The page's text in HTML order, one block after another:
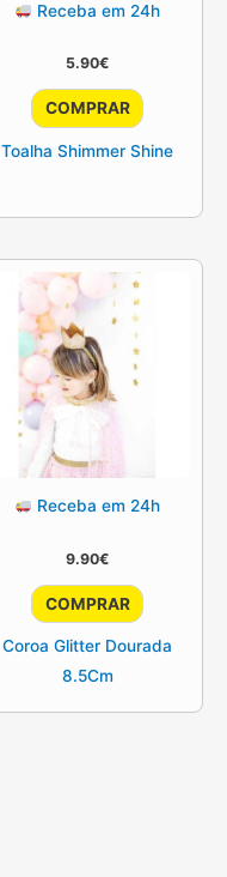
Receba em 24h
5.90€
COMPRAR
Toalha Shimmer Shine
Receba em 24h
9.90€
COMPRAR
Coroa Glitter Dourada
8.5Cm